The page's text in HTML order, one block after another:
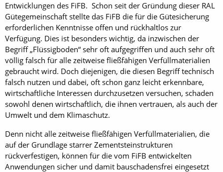
Entwicklungen des FiFB. Schon seit der Gründung dieser RAL
Gütegemeinschaft stellte das FiFB die für die Gütesicherung
erforderlichen Kenntnisse offen und rückhaltlos zur
Verfügung. Dies ist besonders wichtig, da inzwischen der
Begriff „Flüssigboden“ sehr oft aufgegriffen und auch sehr oft
völlig falsch für alle zeitweise fließfähigen Verfüllmaterialien
gebraucht wird. Doch diejenigen, die diesen Begriff technisch
falsch nutzen und dabei, oft schon ganz leicht erkennbare,
wirtschaftliche Interessen durchzusetzen versuchen, schaden
sowohl denen wirtschaftlich, die ihnen vertrauen, als auch der
Umwelt und dem Klimaschutz.
Denn nicht alle zeitweise fließfähigen Verfüllmaterialien, die
auf der Grundlage starrer Zementsteinstrukturen
rückverfestigen, können für die vom FiFB entwickelten
Anwendungen sicher und damit bauschadensfrei eingesetzt